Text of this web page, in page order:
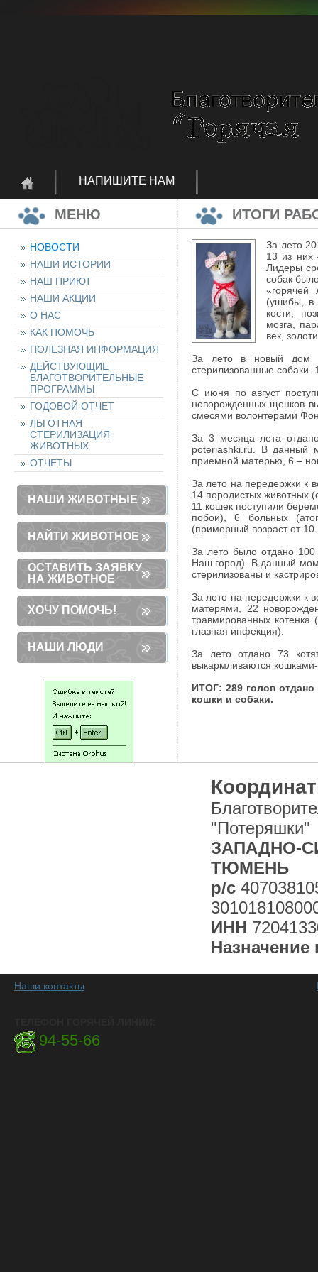
НАПИШИТЕ НАМ
МЕНЮ
НОВОСТИ
НАШИ ИСТОРИИ
НАШ ПРИЮТ
НАШИ АКЦИИ
О НАС
КАК ПОМОЧЬ
ПОЛЕЗНАЯ ИНФОРМАЦИЯ
ДЕЙСТВУЮЩИЕ
БЛАГОТВОРИТЕЛЬНЫЕ
ПРОГРАММЫ
ГОДОВОЙ ОТЧЕТ
ЛЬГОТНАЯ
СТЕРИЛИЗАЦИЯ
ЖИВОТНЫХ
ОТЧЕТЫ
НАШИ ЖИВОТНЫЕ
НАЙТИ ЖИВОТНОЕ
ОСТАВИТЬ ЗАЯВКУ
НА ЖИВОТНОЕ
ХОЧУ ПОМОЧЬ!
НАШИ ЛЮДИ
ИТОГИ
За лето
13 из них
Лидеры
собак
«горячей
(ушибы, в
кости,
мозга,
век,
За лето в новый дом
стерилизованные собаки.
С июня по август
новорожденных щенков
смесями волонтерами
За 3 месяца лета
poteriashki.ru. В данный
приемной матерью, 6 –
За лето на передержки к
14 породистых животных
11 кошек поступили
побои), 6 больных
(примерный возраст от
За лето было отдано
Наш город). В данный
стерилизованы и
За лето на передержки к
матерями, 22
травмированных
глазная инфекция).
За лето отдано 73
выкармливаются
ИТОГ: 289 голов
кошки и собаки.
"Потеряшки"
ЗАПАДНО-
ТЮМЕНЬ
р/с
ИНН
Назначение
Наши контакты
94-55-66